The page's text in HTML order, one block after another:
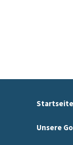
Startseite
Unsere